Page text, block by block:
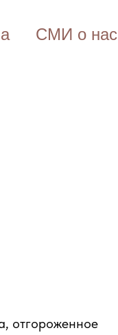
СМИ о нас
отгороженное